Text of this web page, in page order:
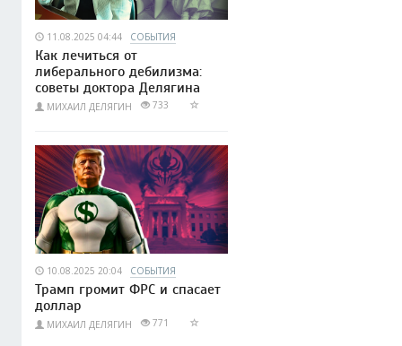
11.08.2025 04:44 СОБЫТИЯ
Как лечиться от
либерального дебилизма:
советы доктора Делягина
МИХАИЛ ДЕЛЯГИН 733
10.08.2025 20:04 СОБЫТИЯ
Трамп громит ФРС и спасает
доллар
МИХАИЛ ДЕЛЯГИН 771